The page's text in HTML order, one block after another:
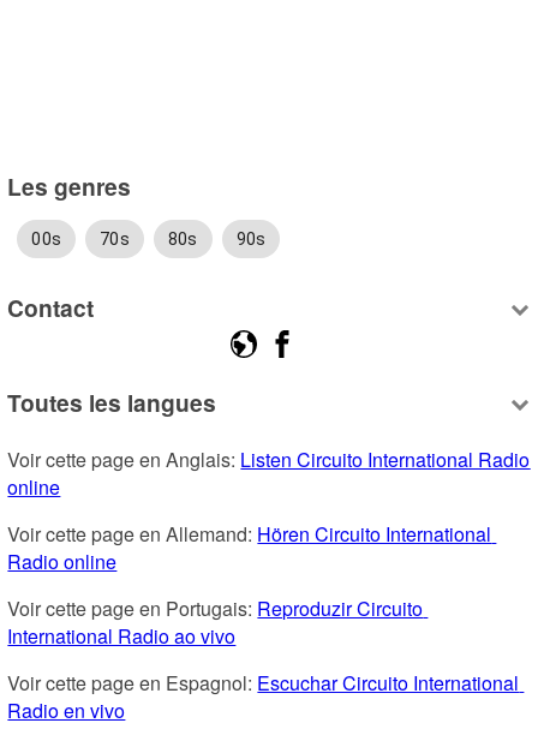
Les genres
00s 70s 80s 90s
Contact
Toutes les langues
Voir cette page en Anglais: Listen Circuito International Radio
online
Voir cette page en Allemand: Hören Circuito International
Radio online
Voir cette page en Portugais: Reproduzir Circuito
International Radio ao vivo
Voir cette page en Espagnol: Escuchar Circuito International
Radio en vivo